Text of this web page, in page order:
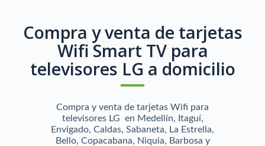
Compra y venta de tarjetas
Wifi Smart TV para
televisores LG a domicilio
Compra y venta de tarjetas Wifi para
televisores LG en Medellín, Itaguí,
Envigado, Caldas, Sabaneta, La Estrella,
Bello, Copacabana, Niquia, Barbosa y